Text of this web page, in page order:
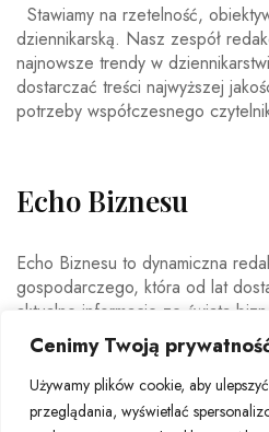
Cenimy Twoją
Używamy plików cookie, aby
przeglądania, wyświetlać
Stawiamy na rzetelność,
dziennikarską. Nasz zespół
najnowsze trendy w
dostarczać treści najwyższej
potrzeby współczesnego
Echo Biznesu
Echo Biznesu to dynamiczna
gospodarczego, która od lat
aktualne informacje ze świata
doświadczonych dziennikarzy i
codziennie analizuje
trendy gospodarcze oraz decyzje
światową ekonomię.